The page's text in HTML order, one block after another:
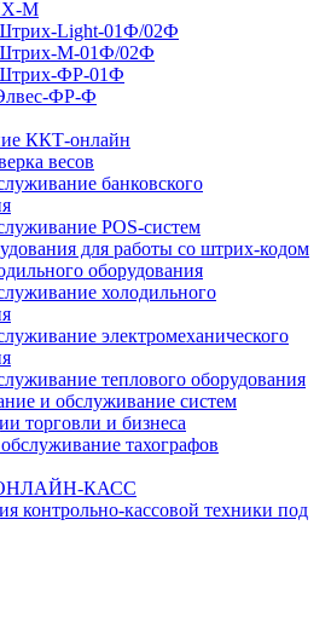
М
Light-01Ф/02Ф
М-01Ф/02Ф
ФР-01Ф
ФР-Ф
ККТ-онлайн
весов
банковского
POS-систем
для работы со штрих-кодом
оборудования
холодильного
электромеханического
теплового оборудования
и обслуживание систем
торговли и бизнеса
тахографов
КАСС
контрольно-кассовой техники под